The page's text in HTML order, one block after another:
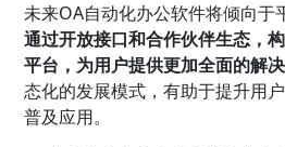
未来OA自动化办公软件将倾向于
通过开放接口和合作伙伴生态，
平台，为用户提供更加全面的解
态化的发展模式，有助于提升用
普及应用。